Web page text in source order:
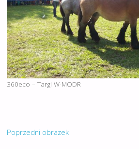
360eco – Targi W-MODR
Poprzedni obrazek